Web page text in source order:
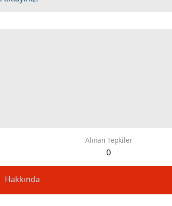
Alınan Tepkiler
0
Hakkında